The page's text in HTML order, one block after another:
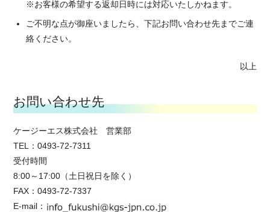
※お客様の希望する返却日時には対応いたしかねます。
ご不明な点が御座いましたら、下記お問い合わせ先までご連
絡ください。
以上
お問い合わせ先
ケージーエス株式会社 営業部
TEL：0493-72-7311
受付時間
8:00～17:00（土日祝日を除く）
FAX：0493-72-7337
E-mail：